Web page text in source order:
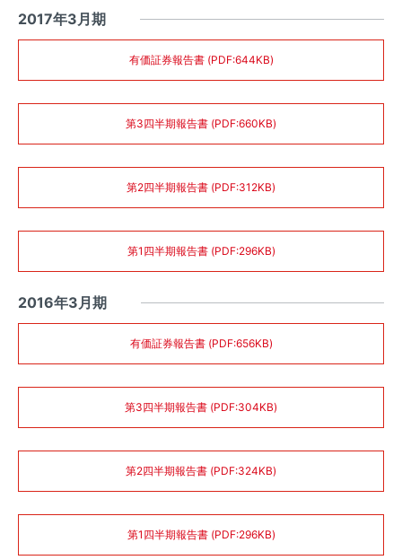
2017年3月期
有価証券報告書 (PDF:644KB)
第3四半期報告書 (PDF:660KB)
第2四半期報告書 (PDF:312KB)
第1四半期報告書 (PDF:296KB)
2016年3月期
有価証券報告書 (PDF:656KB)
第3四半期報告書 (PDF:304KB)
第2四半期報告書 (PDF:324KB)
第1四半期報告書 (PDF:296KB)